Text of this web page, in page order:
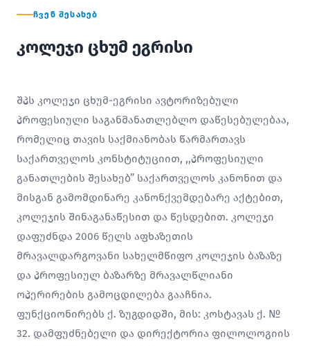
ᲩᲕᲔᲜ ᲨᲔᲡᲐᲮᲔᲑ
კოლეჯი ცხუმ ეგრისი
შპს კოლეჯი ცხუმ-ეგრისი ავტორიზებული
პროფესიული საგანმანათლებლო დაწესებულებაა,
რომელიც თავის საქმიანობას წარმართავს
საქართველოს კონსტიტუციით, ,,პროფესიული
განათლების შესახებ” საქართველოს კანონით და
მისგან გამომდინარე კანონქვემდებარე აქტებით,
კოლეჯის შინაგანაწესით და წესდებით. კოლეჯი
დაფუძნდა 2006 წელს აფხაზეთის
მრავალდარგოვანი სახელმწიფო კოლეჯის ბაზაზე
და პროფესიულ ბაზარზე მრავალწლიანი
ოპერირების გამოცდილება გააჩნია.
ფუნქციონირებს ქ. ზუგდიდში, მის: კოსტავას ქ. №
32. დამფუძნებელი და დირექტორია ფილოლოგიის